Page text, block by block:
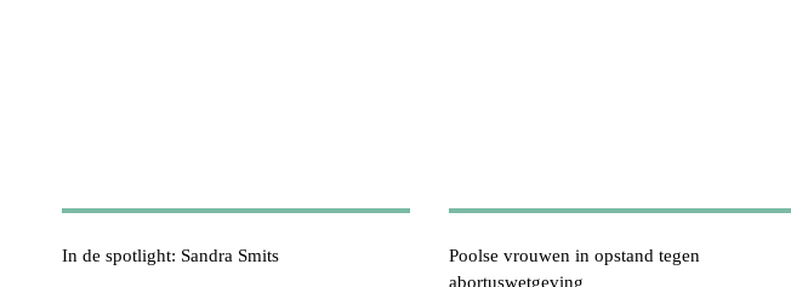
In de spotlight: Sandra Smits
Poolse vrouwen in opstand tegen
abortuswetgeving